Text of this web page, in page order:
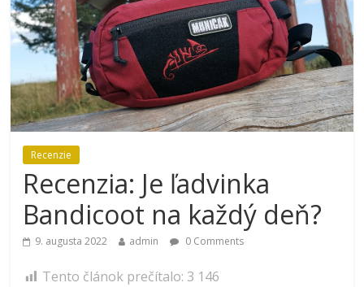
Recenzie
Recenzia: Je ľadvinka
Bandicoot na každý deň?
9. augusta 2022 admin 0 Comments
Tento článok prečítalo: 3 146